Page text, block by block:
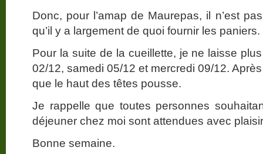
Donc, pour l’amap de Maurepas, il n’est
qu’il y a largement de quoi fournir les paniers.
Pour la suite de la cueillette, je ne laisse
02/12, samedi 05/12 et mercredi 09/12.
que le haut des têtes pousse.
Je rappelle que toutes personnes
déjeuner chez moi sont attendues avec
Bonne semaine.